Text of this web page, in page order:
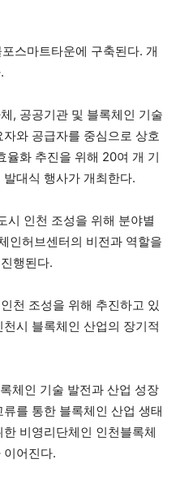
스마트타운에 구축된다. 개
, 공공기관 및 블록체인 기술
와 공급자를 중심으로 상호
율화 추진을 위해 20여 개 기
대식 행사가 개최한다.
시 인천 조성을 위해 분야별
인허브센터의 비전과 역할을
행된다.
천 조성을 위해 추진하고 있
시 블록체인 산업의 장기적
체인 기술 발전과 산업 성장
를 통한 블록체인 산업 생태
비영리단체인 인천블록체
이어진다.